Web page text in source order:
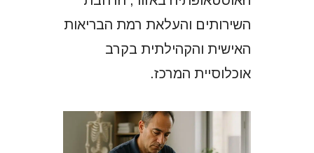
השירותים והעלאת רמת הבריאות
האישית והקהילתית בקרב
אוכלוסיית המרכז.